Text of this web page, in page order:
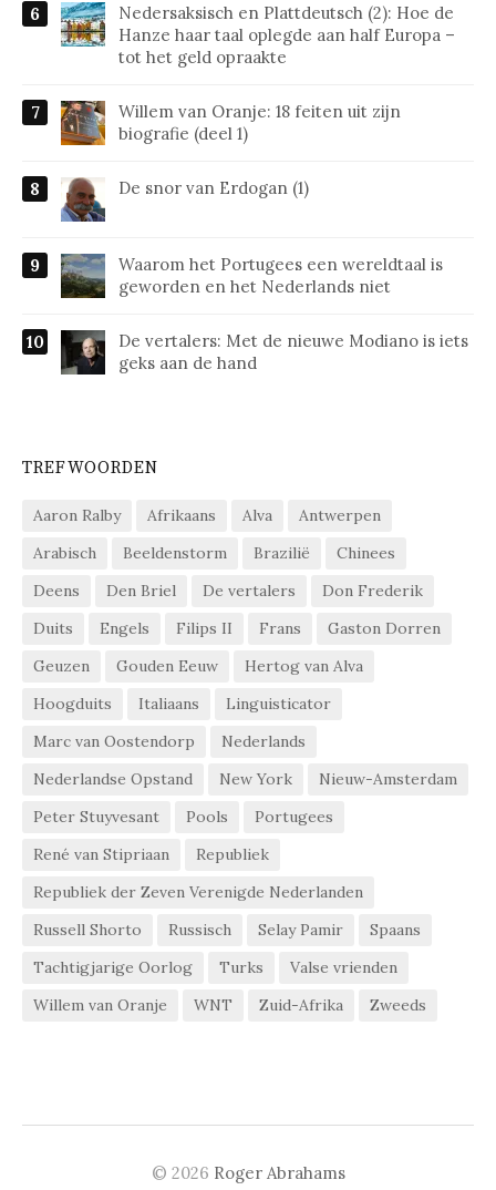
Nedersaksisch en Plattdeutsch (2): Hoe de
Hanze haar taal oplegde aan half Europa –
tot het geld opraakte
Willem van Oranje: 18 feiten uit zijn
biografie (deel 1)
De snor van Erdogan (1)
Waarom het Portugees een wereldtaal is
geworden en het Nederlands niet
De vertalers: Met de nieuwe Modiano is iets
geks aan de hand
TREFWOORDEN
Aaron Ralby Afrikaans Alva
Antwerpen
Arabisch
Beeldenstorm Brazilië
Chinees
Deens
Den Briel De vertalers
Don Frederik
Duits
Engels Filips II Frans
Gaston Dorren
Geuzen
Gouden Eeuw
Hertog van Alva
Hoogduits
Italiaans
Linguisticator
Marc van Oostendorp
Nederlands
Nederlandse Opstand
New York
Nieuw-Amsterdam
Peter Stuyvesant
Pools
Portugees
René van Stipriaan
Republiek
Republiek der Zeven Verenigde Nederlanden
Russell Shorto
Russisch Selay Pamir
Spaans
Tachtigjarige Oorlog
Turks
Valse vrienden
Willem van Oranje
WNT Zuid-Afrika Zweeds
© 2026 Roger Abrahams